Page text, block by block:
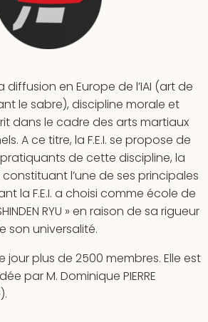
diffusion en Europe de l’IAI (art de
le sabre), discipline morale et
dans le cadre des arts martiaux
A ce titre, la F.E.I. se propose de
de cette discipline, la
l’une de ses principales
la F.E.I. a choisi comme école de
RYU » en raison de sa rigueur
son universalité.
jour plus de 2500 membres. Elle est
par M. Dominique PIERRE